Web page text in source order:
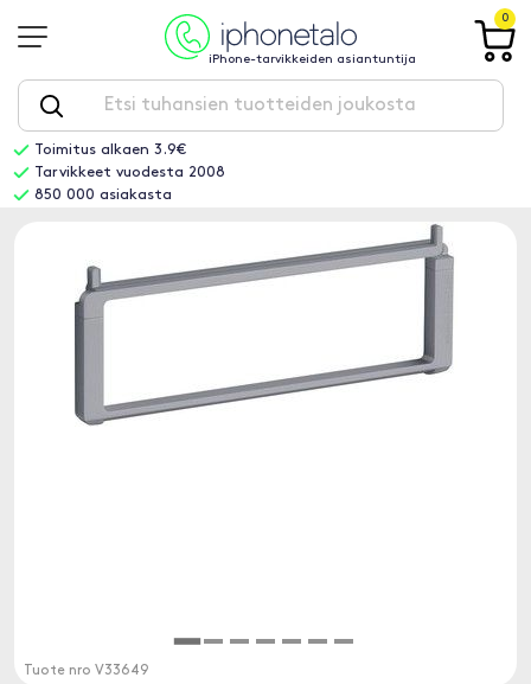
iPhone-tarvikkeiden asiantuntija
0
Toimitus alkaen 3.9€
Tarvikkeet vuodesta 2008
850 000 asiakasta
Tuote nro V33649